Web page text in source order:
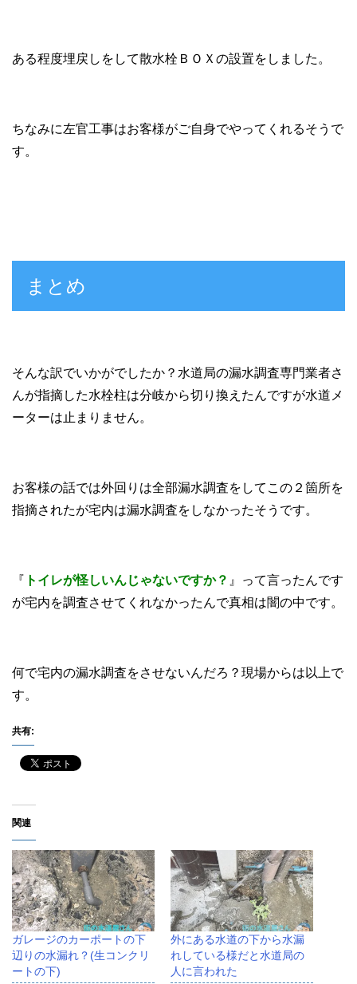
ある程度埋戻しをして散水栓ＢＯＸの設置をしました。
ちなみに左官工事はお客様がご自身でやってくれるそうで
す。
まとめ
そんな訳でいかがでしたか？水道局の漏水調査専門業者さ
んが指摘した水栓柱は分岐から切り換えたんですが水道メ
ーターは止まりません。
お客様の話では外回りは全部漏水調査をしてこの２箇所を
指摘されたが宅内は漏水調査をしなかったそうです。
『 トイレが怪しいんじゃないですか？ 』って言ったんです
が宅内を調査させてくれなかったんで真相は闇の中です。
何で宅内の漏水調査をさせないんだろ？現場からは以上で
す。
共有:
関連
ガレージのカーポートの下
辺りの水漏れ？(生コンクリ
ートの下)
外にある水道の下から水漏
れしている様だと水道局の
人に言われた